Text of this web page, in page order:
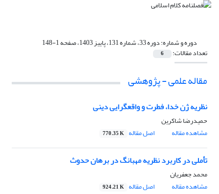
دوره و شماره:دوره 33، شماره 131، پاییز 1403، صفحه 1-148
تعداد مقالات: 6
مقاله علمی - پژوهشی
نظریه ژن خدا، فطرت و واقعگرایی دینی
حمیدرضا شاکرین
مشاهده مقاله
اصل مقاله 770.35 K
تأملی در کاربرد نظریه مهبانگ در برهان حدوث
محمد جعفریان
مشاهده مقاله
اصل مقاله 924.21 K